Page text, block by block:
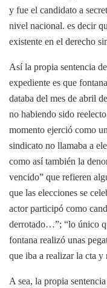
y fue el candidato a
nivel nacional. es decir
existente en el derecho
Así la propia sentencia
expediente es que
databa del mes de abril
no habiendo sido
momento ejerció como
sindicato no llamaba a
como así también la
vencido” que refieren
que las elecciones se
actor participó como
derrotado…”; “lo único
fontana realizó unas
que iba a realizar la cta
A sea, la propia